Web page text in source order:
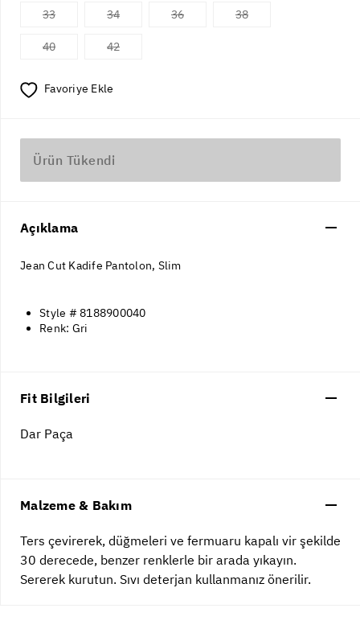
33 34 36 38
40 42
Favoriye Ekle
Ürün Tükendi
Açıklama
Jean Cut Kadife Pantolon, Slim
Style # 8188900040
Renk: Gri
Fit Bilgileri
Dar Paça
Malzeme & Bakım
Ters çevirerek, düğmeleri ve fermuaru kapalı vir şekilde
30 derecede, benzer renklerle bir arada yıkayın.
Sererek kurutun. Sıvı deterjan kullanmanız önerilir.